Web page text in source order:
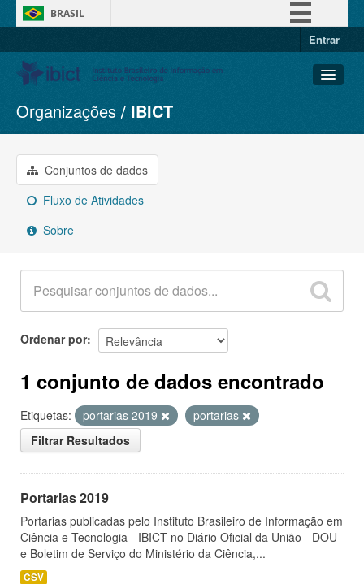
BRASIL
Entrar
Conjuntos de dados
Organizações
Grupos
Sobre
Organizações IBICT
Conjuntos de dados
Fluxo de Atividades
Sobre
Ordenar por
1 conjunto de dados encontrado
Etiquetas: portarias 2019
portarias
Filtrar Resultados
Portarias 2019
Portarias publicadas pelo Instituto Brasileiro de Informação em
Ciência e Tecnologia - IBICT no Diário Oficial da União - DOU
e Boletim de Serviço do Ministério da Ciência,...
CSV